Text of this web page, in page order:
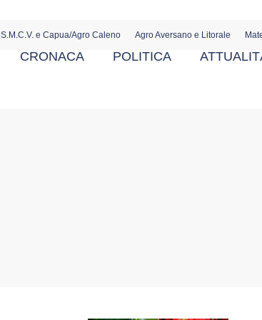
S.M.C.V. e Capua/Agro Caleno Agro Aversano e Litorale
CRONACA POLITICA